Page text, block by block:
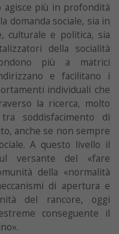
più in profondità
domanda sociale, sia in
culturale e politica, sia
della socialità
più a matrici
e facilitano i
individuali che
la ricerca, molto
soddisfacimento di
anche se non sempre
A questo livello il
versante del «fare
della «normalità
di apertura e
del rancore, oggi
conseguente il